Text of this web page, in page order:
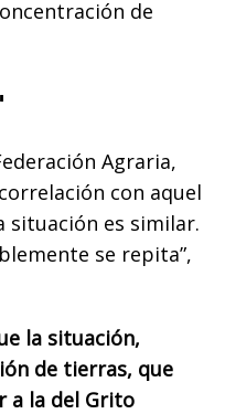
de
Agraria,
con aquel
situación es similar.
se repita”,
la situación,
de tierras, que
a la del Grito